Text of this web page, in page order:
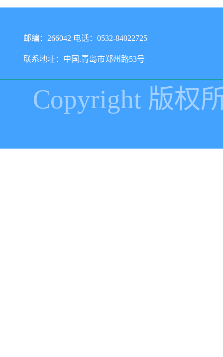
邮编：266042 电话：0532-84022725
联系地址：中国.青岛市郑州路53号
Copyright 版权